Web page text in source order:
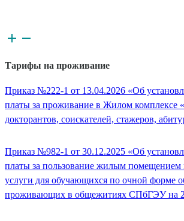
Тарифы на проживание
Приказ №222-1 от 13.04.2026 «Об
платы за проживание в Жилом комплексе
докторантов, соискателей, стажеров,
Приказ №982-1 от 30.12.2025 «Об
платы за пользование жилым
услуги для обучающихся по очной форме
проживающих в общежитиях СПбГЭУ на